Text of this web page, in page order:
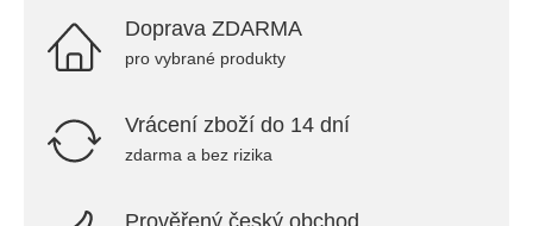
Doprava ZDARMA
pro vybrané produkty
Vrácení zboží do 14 dní
zdarma a bez rizika
Prověřený český obchod